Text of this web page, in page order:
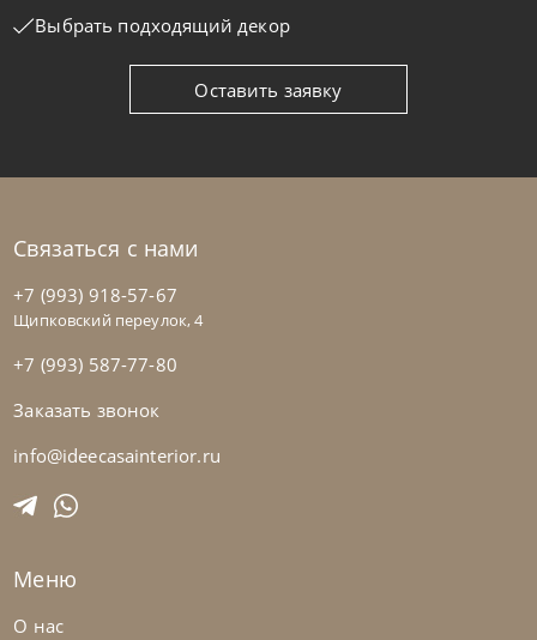
на выбор на выбор
Natisa
Стул Sara
Выбрать подходящий декор
Оставить заявку
Связаться с нами
+7 (993) 918-57-67
Щипковский переулок, 4
+7 (993) 587-77-80
Заказать звонок
info@ideecasainterior.ru
Меню
О нас